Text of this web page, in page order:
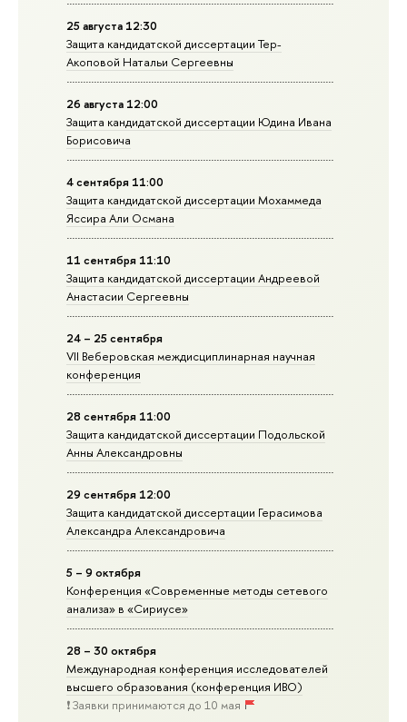
25 августа 12:30
Защита кандидатской диссертации Тер-
Акоповой Натальи Сергеевны
26 августа 12:00
Защита кандидатской диссертации Юдина Ивана
Борисовича
4 сентября 11:00
Защита кандидатской диссертации Мохаммеда
Яссира Али Османа
11 сентября 11:10
Защита кандидатской диссертации Андреевой
Анастасии Сергеевны
24 – 25 сентября
VII Веберовская междисциплинарная научная
конференция
28 сентября 11:00
Защита кандидатской диссертации Подольской
Анны Александровны
29 сентября 12:00
Защита кандидатской диссертации Герасимова
Александра Александровича
5 – 9 октября
Конференция «Современные методы сетевого
анализа» в «Сириусе»
28 – 30 октября
Международная конференция исследователей
высшего образования (конференция ИВО)
❗️ Заявки принимаются до 10 мая